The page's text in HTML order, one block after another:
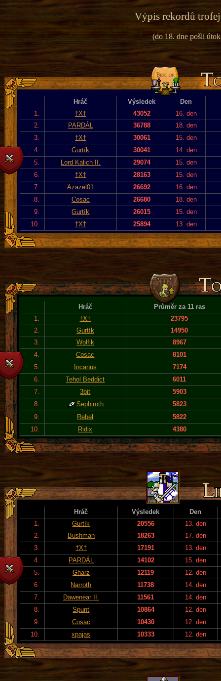
Výpis rekordů
(do 18. dne pošli
Hráč Výsledek
Den
1.
†X† 43052
16. den
2.
PARDÁL 36788
18. den
3.
†X† 30061
15. den
4.
Gurtík 30041
14. den
5.
Lord Kalich II. 29074
15. den
6.
†X† 28163
15. den
7.
Azazel01 26692
16. den
8.
Cosac 26680
18. den
9.
Gurtík 26015
15. den
10.
†X† 25894 13. den
Hráč
Průměr za 11 ras
1.
†X†
23795
2.
Gurtík
14950
3.
Wolfik
8967
4.
Cosac
8101
5.
Incanus
7174
6.
Tehol Beddict
6011
7.
3bit
5903
8.
Sephiroth
5823
9.
Rebel
5822
10.
Ridix 4380
Hráč Výsledek
Den
1.
Gurtík 20556
13. den
2.
Bushman 18263
17. den
3.
†X† 17191
13. den
4.
PARDÁL 14102
15. den
5.
Gharz 12119
12. den
6.
Narroth 11738
14. den
7.
Dawenear II. 11561
14. den
8.
Spunt 10864
12. den
9.
Cosac 10430
12. den
10.
xpajas 10333 12. den